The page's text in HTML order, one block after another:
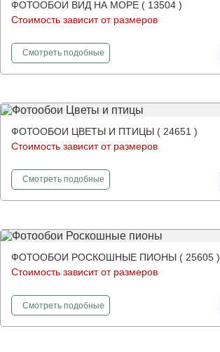
ФОТООБОИ ВИД НА МОРЕ ( 13504 )
Стоимость зависит от размеров
Смотретьфотообои
подобные
ФОТООБОИ ЦВЕТЫ И ПТИЦЫ ( 24651 )
Стоимость зависит от размеров
Смотретьфотообои
подобные
ФОТООБОИ РОСКОШНЫЕ ПИОНЫ ( 25605 )
Стоимость зависит от размеров
Смотретьфотообои
подобные